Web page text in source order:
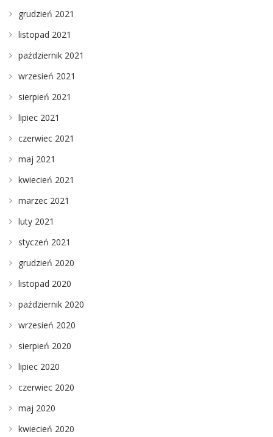
grudzień 2021
listopad 2021
październik 2021
wrzesień 2021
sierpień 2021
lipiec 2021
czerwiec 2021
maj 2021
kwiecień 2021
marzec 2021
luty 2021
styczeń 2021
grudzień 2020
listopad 2020
październik 2020
wrzesień 2020
sierpień 2020
lipiec 2020
czerwiec 2020
maj 2020
kwiecień 2020